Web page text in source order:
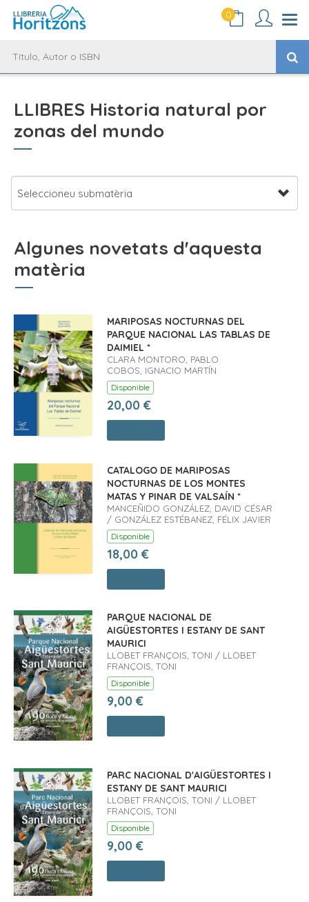
0
LLIBRES Historia natural por
zonas del mundo
Algunes novetats d'aquesta
matèria
MARIPOSAS NOCTURNAS DEL
PARQUE NACIONAL LAS TABLAS DE
DAIMIEL *
CLARA MONTORO, PABLO
COBOS, IGNACIO MARTÍN
Disponible
20,00 €
CATALOGO DE MARIPOSAS
NOCTURNAS DE LOS MONTES
MATAS Y PINAR DE VALSAÍN *
MANCEÑIDO GONZÁLEZ, DAVID CÉSAR
/ GONZÁLEZ ESTÉBANEZ, FÉLIX JAVIER
Disponible
18,00 €
PARQUE NACIONAL DE
AIGÜESTORTES I ESTANY DE SANT
MAURICI
LLOBET FRANÇOIS, TONI / LLOBET
FRANÇOIS, TONI
Disponible
9,00 €
PARC NACIONAL D'AIGÜESTORTES I
ESTANY DE SANT MAURICI
LLOBET FRANÇOIS, TONI / LLOBET
FRANÇOIS, TONI
Disponible
9,00 €